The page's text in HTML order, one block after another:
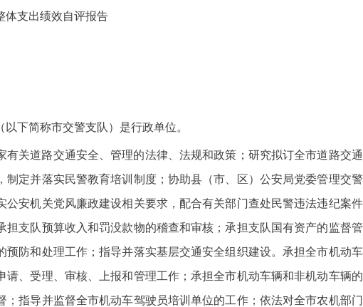
体支出绩效自评报告
下简称市交警支队）是行政单位。
有关道路交通安全、管理的法律、法规和政策；研究拟订全市道路交
制定并落实民警教育培训制度；协助县（市、区）公安局党委管理交
安机关党风廉政建设相关要求，配合有关部门查处民警违法违纪案
担支队预算收入和罚没款物的稽查和审核；承担支队国有资产的监督
预防和处理工作；指导并落实基层交通安全组织建设。承担全市机动
请、受理、审核、上报和管理工作；承担全市机动车辆和非机动车辆
；指导并监督全市机动车驾驶员培训单位的工作；依法对全市农机部